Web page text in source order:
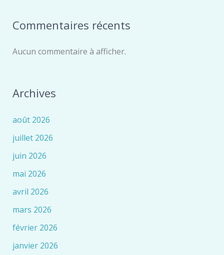
Commentaires récents
Aucun commentaire à afficher.
Archives
août 2026
juillet 2026
juin 2026
mai 2026
avril 2026
mars 2026
février 2026
janvier 2026